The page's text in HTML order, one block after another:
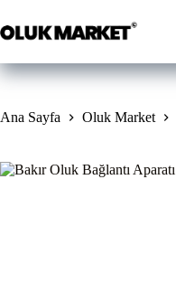
geç
Ana Sayfa Oluk Market